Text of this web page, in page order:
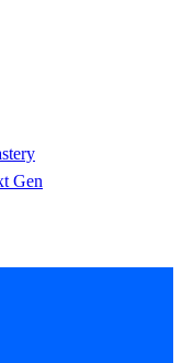
Gen